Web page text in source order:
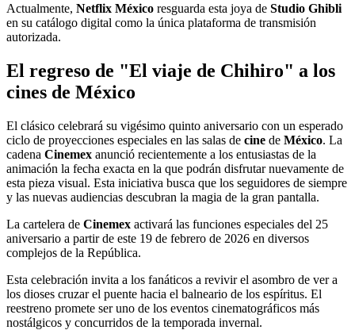
Actualmente, Netflix México resguarda esta joya de Studio Ghibli
en su catálogo digital como la única plataforma de transmisión
autorizada.
El regreso de "El viaje de Chihiro" a los
cines de México
El clásico celebrará su vigésimo quinto aniversario con un esperado
ciclo de proyecciones especiales en las salas de cine de México. La
cadena Cinemex anunció recientemente a los entusiastas de la
animación la fecha exacta en la que podrán disfrutar nuevamente de
esta pieza visual. Esta iniciativa busca que los seguidores de siempre
y las nuevas audiencias descubran la magia de la gran pantalla.
La cartelera de Cinemex activará las funciones especiales del 25
aniversario a partir de este 19 de febrero de 2026 en diversos
complejos de la República.
Esta celebración invita a los fanáticos a revivir el asombro de ver a
los dioses cruzar el puente hacia el balneario de los espíritus. El
reestreno promete ser uno de los eventos cinematográficos más
nostálgicos y concurridos de la temporada invernal.